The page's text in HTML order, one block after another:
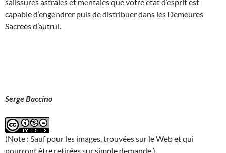
capable d’engendrer puis de distribuer dans les Demeures
Sacrées d’autrui.
Serge Baccino
(Note : Sauf pour les images, trouvées sur le Web et qui
pourront être retirées sur simple demande.)